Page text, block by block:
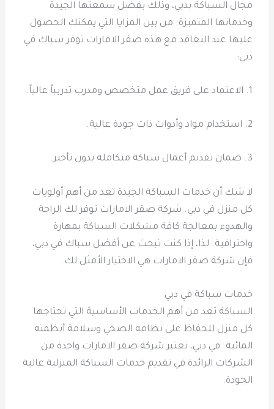
مجال السباكة بدبي، وذلك بفضل سمعتها الجيدة
وخدماتها المتميزة. من بين المزايا التي يمكنك الحصول
عليها عند التعاقد مع هذه صقر الامارات توفر سباك في
دبي:
1. الاعتماد على فريق عمل متخصص ومدرب تدريباً عالياً.
2. استخدام مواد وأدوات ذات جودة عالية.
3. ضمان تقديم أعمال سباكة متكاملة بدون تأخير.
لا شك أن خدمات السباكة الجيدة تعد من أهم أولويات
كل منزل في دبي. شركة صقر الامارات توفر لك الراحة
والهدوء بمعالجة كافة مشكلات السباكة بمهارة
واحترافية. لذا، إذا كنت تبحث عن أفضل سباك في دبي،
فإن شركة صقر الامارات هي الاختيار الأمثل لك.
خدمات سباكة في دبي
السباكة تعد من أهم الخدمات الأساسية التي تحتاجها
كل منزل للحفاظ على نظامه الصحي وسلامة أنظمته
المائية. في دبي، تعتبر شركة صقر الامارات واحدة من
الشركات الرائدة في تقديم خدمات السباكة المنزلية عالية
الجودة.